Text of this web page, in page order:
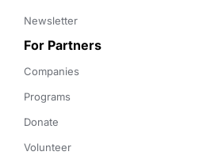
Newsletter
For Partners
Companies
Programs
Donate
Volunteer